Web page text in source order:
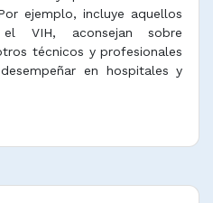
ejemplo, incluye aquellos
VIH, aconsejan sobre
técnicos y profesionales
en hospitales y